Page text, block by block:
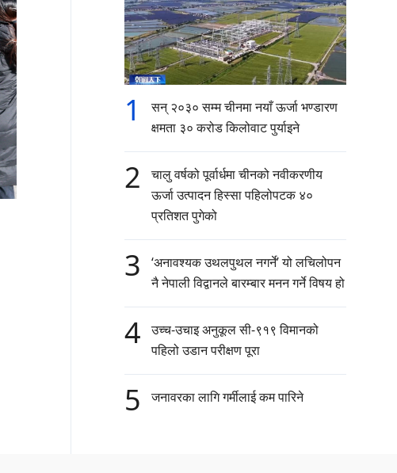
1
सन् २०३० सम्म चीनमा नयाँ ऊर्जा भण्डारण
क्षमता ३० करोड किलोवाट पुर्याइने
2
चालु वर्षको पूर्वार्धमा चीनको नवीकरणीय
ऊर्जा उत्पादन हिस्सा पहिलोपटक ४०
प्रतिशत पुगेको
3
‘अनावश्यक उथलपुथल नगर्ने’ यो लचिलोपन
नै नेपाली विद्वानले बारम्बार मनन गर्ने विषय हो
4
उच्च-उचाइ अनुकूल सी-९१९ विमानको
पहिलो उडान परीक्षण पूरा
5 जनावरका लागि गर्मीलाई कम पारिने